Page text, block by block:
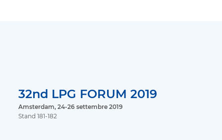
32nd LPG FORUM 2019
Amsterdam, 24-26 settembre 2019
Stand 181-182